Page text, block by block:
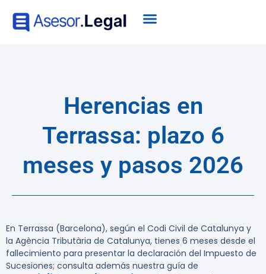
Herencias en
Terrassa: plazo 6
meses y pasos 2026
En Terrassa (Barcelona), según el Codi Civil de Catalunya y
la Agència Tributària de Catalunya, tienes 6 meses desde el
fallecimiento para presentar la declaración del Impuesto de
Sucesiones; consulta además nuestra guía de